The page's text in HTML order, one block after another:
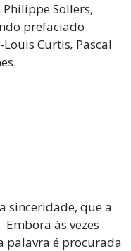
Sollers,
prefaciado
Curtis, Pascal
sinceridade, que a
às vezes
palavra é procurada